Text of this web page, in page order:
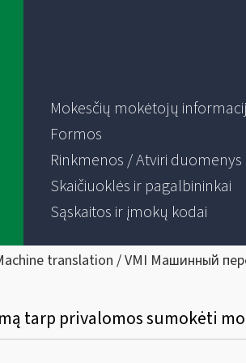
Mokesčių mokėtojų
Formos
Rinkmenos / Atviri duomenys
Skaičiuoklės ir pagalbininkai
Sąskaitos ir įmokų kodai
translation / VMI Машинный